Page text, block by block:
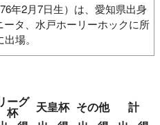
年2月7日生）は、愛知県出身
タ、水戸ホーリーホックに所
場。
ーグ
杯 天皇杯 その他
計